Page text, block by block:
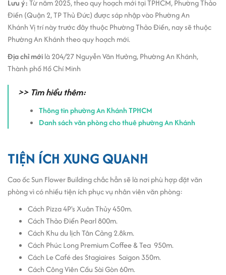
Hệ thống thang máy hiện đại tốc độ cao.
Hệ thống máy phát điện cơ bản.
Hệ thống phòng chữa cháy hiện đại tự động kiểm tra định
kỳ.
Toilet nam/nữ tách biệt sạch sẽ mỗi khu vực.
Có dịch vụ vệ sinh, xử lý rác thải mỗi ngày.
Tiện ích và dịch vụ tại tòa nhà Sun Flower Building Quận 2.
Nhân viên bảo vệ giám sát tòa nhà đảm bảo an ninh.
Hệ thống camera hiện đại rõ nét hoạt động 24/24.
xe cho nhân viên.
Giá thuê văn phòng tại Sun Flower Building Thảo Điền.
Giá thuê văn phòng tại tòa nhà Sun Flower Building trong khoảng
từ$7.5-$8.5m2/tháng.
Nhìn chung, Sun Flower Building là một tòa nhà văn phòng cho thuê
đẹp, đầy đủ tiện nghi và có giá thuê hấp dẫn tại Phường Thảo Điền.
Với vị trí đắc địa và thiết kế độc đáo dịch vụ
là một lựa chọn tuyệt vời cho các công ty và doanh nghiệp đang tìm
kiếm một không gian làm việc đẹp và tiện nghi.
Lưu ý:Từ năm 2025, theo quy hoạch mới tại TPHCM, Phường Thảo
Điền (Quận 2, TP Thủ Đức) được sáp nhập vào Phường An
Khánh Vị trí này trước đây thuộc Phường Thảo Điền, nay sẽ thuộc
Phường An Khánh theo quy hoạch mới.
Địa chỉ mớilà 204/27 Nguyễn Văn Hưởng, Phường An Khánh,
Thành phố Hồ Chí Minh
>> Tìm hiểu thêm:
Thông tin phường An Khánh TPHCM
Danh sách văn phòng cho thuê phường An Khánh
TIỆN ÍCH XUNG QUANH
Cao ốc Sun Flower Building chắc hẳn sẽ là nơi phù hợp đặt văn
phòng vì có nhiều tiện ích phục vụ nhân viên văn phòng:
Cách Pizza 4P's Xuân Thủy 450m.
Cách Thảo Điển Pearl 800m.
Cách Khu du lịch Tân Cảng 2.8km.
Cách Phúc Long Premium Coffee & Tea 950m.
Cách Le Café des Stagiaires Saigon 350m.
Cách Công Viên Cầu Sài Gòn 60m.